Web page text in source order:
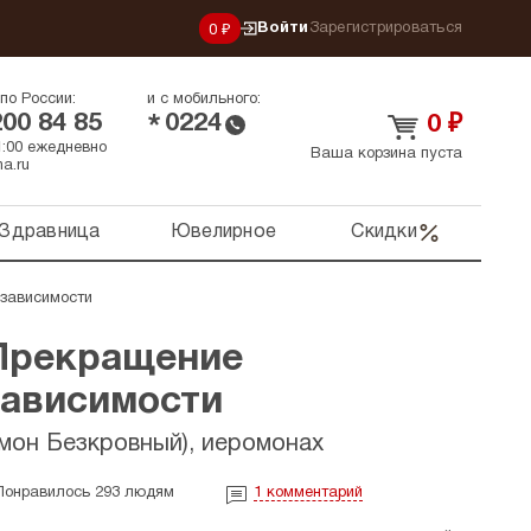
0 ₽ Войти Зарегистрироваться
России:
84 85
и с мобильного:
* 0224
ежедневно
0 ₽
Ваша корзина пуста
Ювелирное Скидки
Безкровный), иеромонах
Понравилось 293 людям 1 комментарий